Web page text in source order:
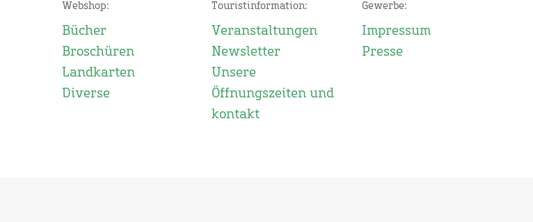
Webshop:
Bücher
Broschüren
Landkarten
Diverse
Touristinformation:
Veranstaltungen
Newsletter
Unsere
Öffnungszeiten und
kontakt
Gewerbe:
Impressum
Presse